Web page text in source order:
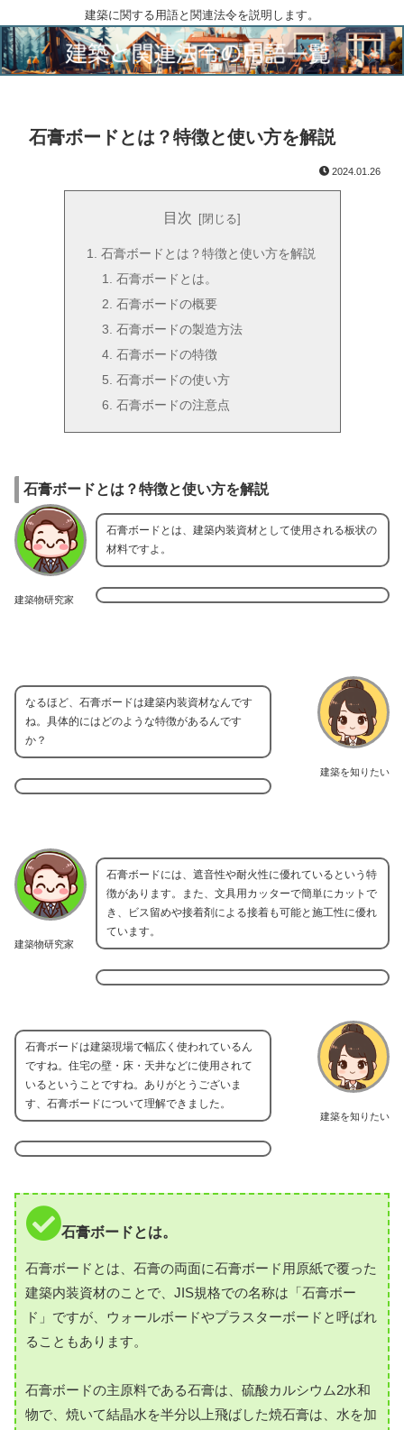
建築に関する用語と関連法令を説明します。
石膏ボードとは？特徴と使い方を解説
2024.01.26
目次
石膏ボードとは？特徴と使い方を解説
石膏ボードとは。
石膏ボードの概要
石膏ボードの製造方法
石膏ボードの特徴
石膏ボードの使い方
石膏ボードの注意点
石膏ボードとは？特徴と使い方を解説
建築物研究家
石膏ボードとは、建築内装資材として使用される板状の
材料ですよ。
建築を知りたい
なるほど、石膏ボードは建築内装資材なんです
ね。具体的にはどのような特徴があるんです
か？
建築物研究家
石膏ボードには、遮音性や耐火性に優れているという特
徴があります。また、文具用カッターで簡単にカットで
き、ビス留めや接着剤による接着も可能と施工性に優れ
ています。
建築を知りたい
石膏ボードは建築現場で幅広く使われているん
ですね。住宅の壁・床・天井などに使用されて
いるということですね。ありがとうございま
す、石膏ボードについて理解できました。
石膏ボードとは。
石膏ボードとは、石膏の両面に石膏ボード用原紙で覆った
建築内装資材のことで、JIS規格での名称は「石膏ボー
ド」ですが、ウォールボードやプラスターボードと呼ばれ
ることもあります。
石膏ボードの主原料である石膏は、硫酸カルシウム2水和
物で、焼いて結晶水を半分以上飛ばした焼石膏は、水を加